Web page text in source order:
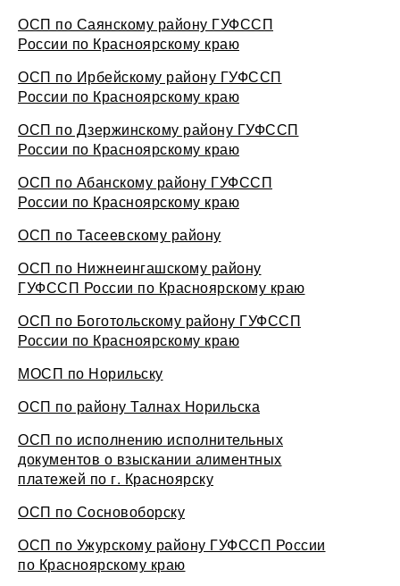
ОСП по Саянскому району ГУФССП
России по Красноярскому краю
ОСП по Ирбейскому району ГУФССП
России по Красноярскому краю
ОСП по Дзержинскому району ГУФССП
России по Красноярскому краю
ОСП по Абанскому району ГУФССП
России по Красноярскому краю
ОСП по Тасеевскому району
ОСП по Нижнеингашскому району
ГУФССП России по Красноярскому краю
ОСП по Боготольскому району ГУФССП
России по Красноярскому краю
МОСП по Норильску
ОСП по району Талнах Норильска
ОСП по исполнению исполнительных
документов о взыскании алиментных
платежей по г. Красноярску
ОСП по Сосновоборску
ОСП по Ужурскому району ГУФССП России
по Красноярскому краю